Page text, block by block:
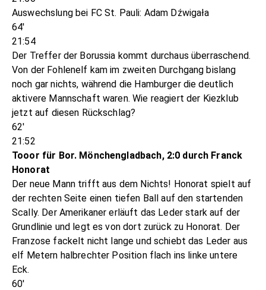
Auswechslung bei FC St. Pauli: Adam Dźwigała
64'
21:54
Der Treffer der Borussia kommt durchaus überraschend.
Von der Fohlenelf kam im zweiten Durchgang bislang
noch gar nichts, während die Hamburger die deutlich
aktivere Mannschaft waren. Wie reagiert der Kiezklub
jetzt auf diesen Rückschlag?
62'
21:52
Tooor für Bor. Mönchengladbach, 2:0 durch Franck
Honorat
Der neue Mann trifft aus dem Nichts! Honorat spielt auf
der rechten Seite einen tiefen Ball auf den startenden
Scally. Der Amerikaner erläuft das Leder stark auf der
Grundlinie und legt es von dort zurück zu Honorat. Der
Franzose fackelt nicht lange und schiebt das Leder aus
elf Metern halbrechter Position flach ins linke untere
Eck.
60'